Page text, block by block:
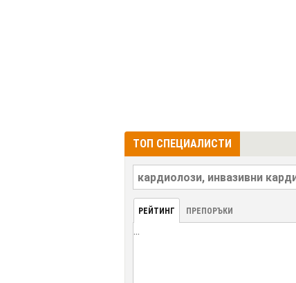
ТОП СПЕЦИАЛИСТИ
РЕЙТИНГ ПРЕПОРЪКИ
...